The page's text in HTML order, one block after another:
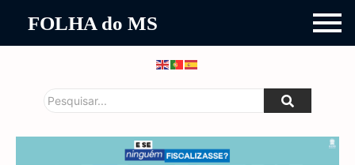
FOLHA do MS